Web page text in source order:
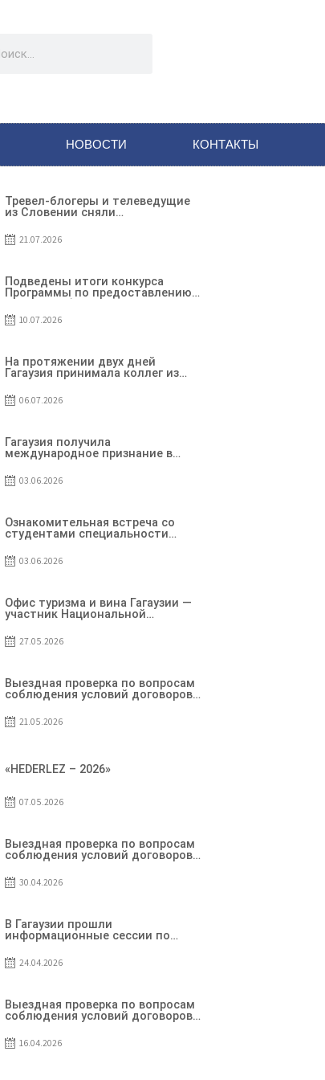
НОВОСТИ КОНТАКТЫ
Тревел-блогеры и телеведущие
из Словении сняли
Гагаузии
21.07.2026
Подведены итоги конкурса
Программы по предоставлению
предпринимательства – 2026
10.07.2026
На протяжении двух дней
Гагаузия принимала коллег из
Республики Молдова
06.07.2026
Гагаузия получила
международное признание в
03.06.2026
Ознакомительная встреча со
студентами специальности
03.06.2026
Офис туризма и вина Гагаузии —
участник Национальной
туризма
27.05.2026
Выездная проверка по вопросам
соблюдения условий договоров
предприятия SRL Baurlukhouse
21.05.2026
«HEDERLEZ – 2026»
07.05.2026
Выездная проверка по вопросам
соблюдения условий договоров
предприятия SRL Grand Nic Oil
Company
30.04.2026
В Гагаузии прошли
информационные сессии по
24.04.2026
Выездная проверка по вопросам
соблюдения условий договоров
предприятия SRL Patiseria
Familiei
16.04.2026